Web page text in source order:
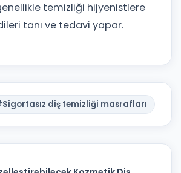
temizliği hijyenistlere
tanı ve tedavi yapar.
diş temizliği masrafları